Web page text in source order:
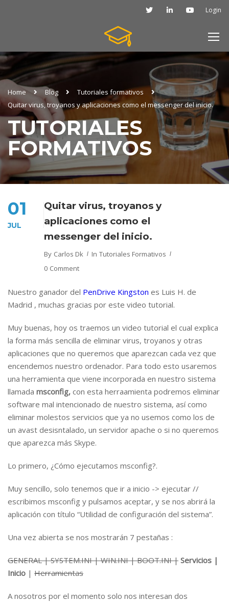
Login
Home Blog
Tutoriales formativos
Quitar virus, troyanos y aplicaciones como el messenger del inicio.
TUTORIALES
FORMATIVOS
01
JUL
Quitar virus, troyanos y
aplicaciones como el
messenger del inicio.
By Carlos Dk In Tutoriales Formativos
0 Comment
Nuestro ganador del PenDrive Kingston es Luis H. de
Madrid , muchas gracias por este video tutorial.
Muy buenas, hoy os traemos un video tutorial el cual explica
la forma más sencilla de eliminar virus, troyanos y otras
aplicaciones que no queremos que aparezcan cada vez que
encendemos nuestro ordenador. Para todo esto usaremos
una herramienta que viene incorporada en nuestro sistema
llamada msconfig, con esta herraamienta podremos eliminar
software mal intencionado de nuestro sistema, así como
eliminar molestos servicios que ya no usemos como los de
un avast desisntalado, un servidor apache o si no queremos
que aparezca más Skype.
Lo primero, ¿Cómo ejecutamos msconfig?.
Muy sencillo, solo tenemos que ir a inicio -> ejecutar //
escribimos msconfig y pulsamos aceptar, y se nos abrirá la
aplicación con título “Utilidad de configuración del sistema”.
Una vez abierta se nos mostrarán 7 pestañas :
GENERAL | SYSTEM.INI | WIN.INI | BOOT.INI | Servicios |
Inicio | Herramientas
A nosotros por el momento solo nos interesan dos